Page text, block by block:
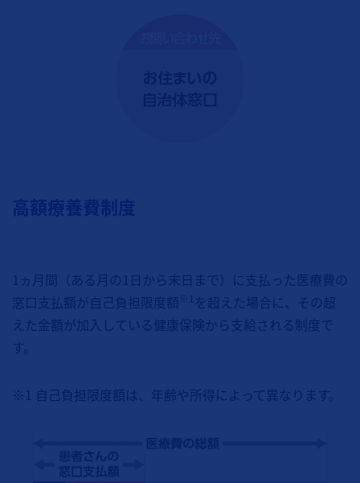
高額療養費制度
1ヵ月間（ある月の1日から末日まで）に支払った医療費の
窓口支払額が自己負担限度額 ※1 を超えた場合に、その超
えた金額が加入している健康保険から支給される制度で
す。
※1 自己負担限度額は、年齢や所得によって異なります。